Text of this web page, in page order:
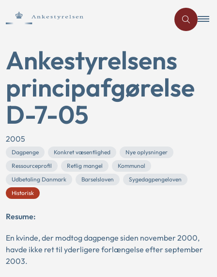
Ankestyrelsens
principafgørelse
D-7-05
2005
Dagpenge Konkret væsentlighed
Nye oplysninger
Ressourceprofil
Retlig mangel
Kommunal
Udbetaling Danmark
Barselsloven
Sygedagpengeloven
Historisk
Resume:
En kvinde, der modtog dagpenge siden november 2000,
havde ikke ret til yderligere forlængelse efter september
2003.